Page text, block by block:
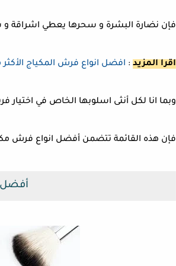
فإن نضارة البشرة و سحرها يعطي اشراقة و
اقرا المزيد : افضل انواع فرش المكياج
وبما انا لكل أنثى اسلوبها الخاص في اختيار
فإن هذه القائمة تتضمن أفضل انواع فرش
أفضل